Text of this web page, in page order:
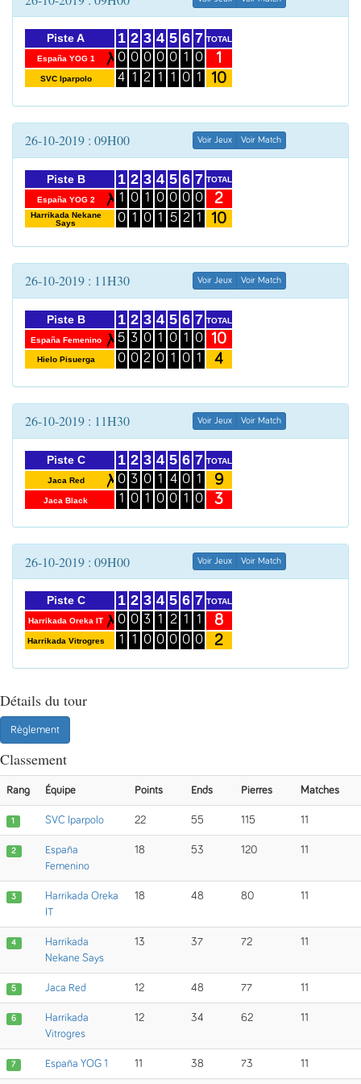
Piste A
España YOG 1
SVC Iparpolo
1
0
4
2
0
1
3
0
2
4
0
1
5
0
1
6
1
0
7
0
1
TOTAL
1
10
26-10-2019 : 09H00 Voir Jeux Voir Match
Piste B
España YOG 2
Harrikada Nekane
Says
1
1
0
2
0
1
3
1
0
4
0
1
5
0
5
6
0
2
7
0
1
TOTAL
2
10
26-10-2019 : 11H30 Voir Jeux Voir Match
Piste B
España Femenino
Hielo Pisuerga
1
5
0
2
3
0
3
0
2
4
1
0
5
0
1
6
1
0
7
0
1
TOTAL
10
4
26-10-2019 : 11H30 Voir Jeux Voir Match
Piste C
Jaca Red
Jaca Black
1
0
1
2
3
0
3
0
1
4
1
0
5
4
0
6
0
1
7
1
0
TOTAL
9
3
26-10-2019 : 09H00 Voir Jeux Voir Match
Piste C
Harrikada Oreka IT
Harrikada Vitrogres
1
0
1
2
0
1
3
3
0
4
1
0
5
2
0
6
1
0
7
1
0
TOTAL
8
2
Détails du tour
Règlement
Classement
Rang Équipe Points Ends Pierres Matches
1 SVC Iparpolo 22 55 115 11
2
España
Femenino
18 53 120 11
3
Harrikada Oreka
IT
18 48 80 11
4
Harrikada
Nekane Says
13 37 72 11
5 Jaca Red 12 48 77 11
6
Harrikada
Vitrogres
12 34 62 11
7 España YOG 1 11 38 73 11